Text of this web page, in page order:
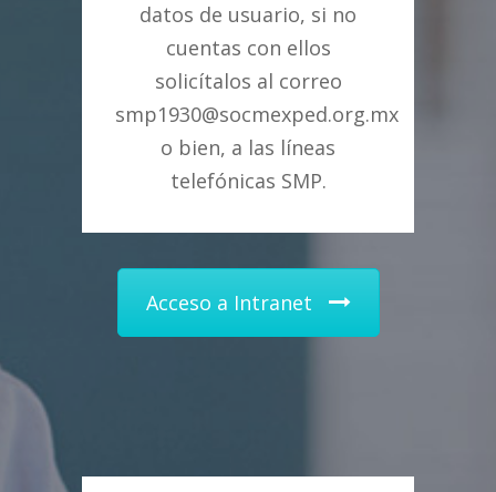
datos de usuario, si no
cuentas con ellos
solicítalos al correo
smp1930@socmexped.org.mx
o bien, a las líneas
telefónicas SMP.
Acceso a Intranet